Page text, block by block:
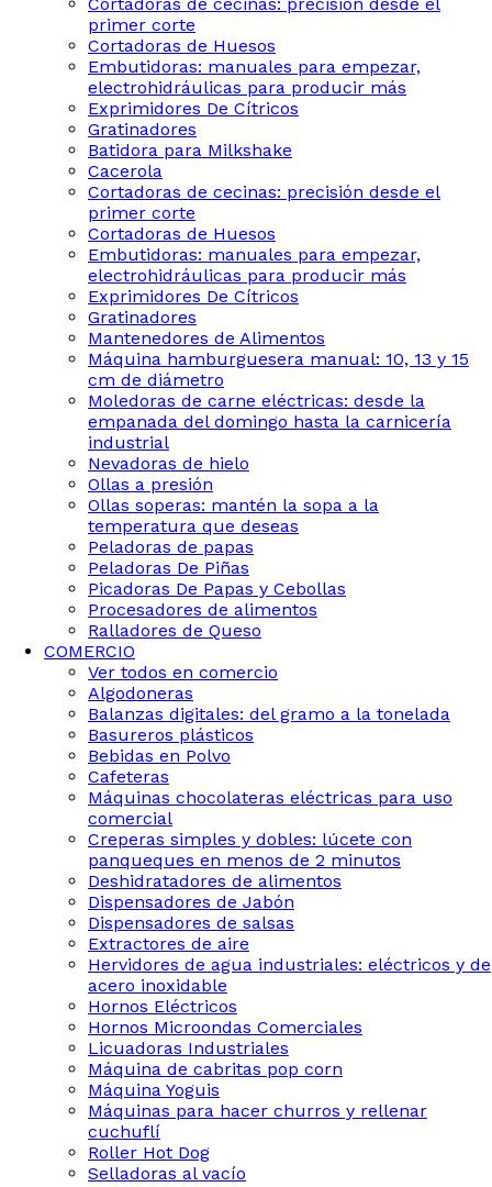
primer corte
Cortadoras de Huesos
Embutidoras: manuales para empezar,
electrohidráulicas para producir más
Exprimidores De Cítricos
Gratinadores
Batidora para Milkshake
Cacerola
Cortadoras de cecinas: precisión desde el
primer corte
Cortadoras de Huesos
Embutidoras: manuales para empezar,
electrohidráulicas para producir más
Exprimidores De Cítricos
Gratinadores
Mantenedores de Alimentos
Máquina hamburguesera manual: 10, 13 y 15
cm de diámetro
Moledoras de carne eléctricas: desde la
empanada del domingo hasta la carnicería
industrial
Nevadoras de hielo
Ollas a presión
Ollas soperas: mantén la sopa a la
temperatura que deseas
Peladoras de papas
Peladoras De Piñas
Picadoras De Papas y Cebollas
Procesadores de alimentos
Ralladores de Queso
COMERCIO
Ver todos en comercio
Algodoneras
Balanzas digitales: del gramo a la tonelada
Basureros plásticos
Bebidas en Polvo
Cafeteras
Máquinas chocolateras eléctricas para uso
comercial
Creperas simples y dobles: lúcete con
panqueques en menos de 2 minutos
Deshidratadores de alimentos
Dispensadores de Jabón
Dispensadores de salsas
Extractores de aire
Hervidores de agua industriales: eléctricos y de
acero inoxidable
Hornos Eléctricos
Hornos Microondas Comerciales
Licuadoras Industriales
Máquina de cabritas pop corn
Máquina Yoguis
Máquinas para hacer churros y rellenar
cuchuflí
Roller Hot Dog
Selladoras al vacío